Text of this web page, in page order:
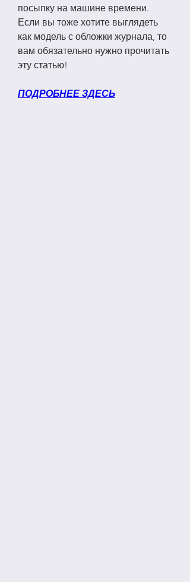
посыпку на машине времени.
Если вы тоже хотите выглядеть
как модель с обложки журнала, то
вам обязательно нужно прочитать
эту статью!
ПОДРОБНЕЕ ЗДЕСЬ